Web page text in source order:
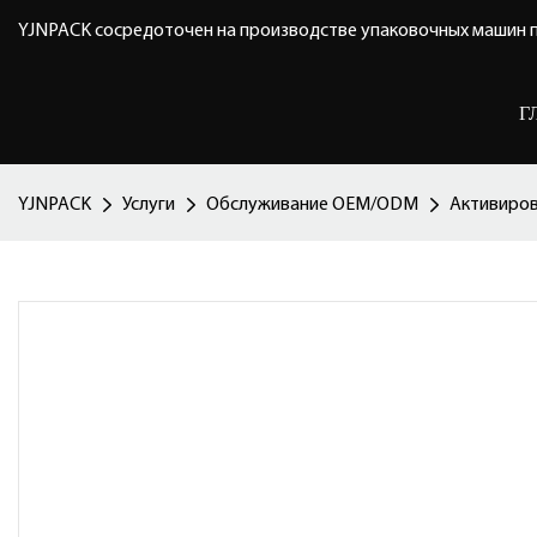
YJNPACK сосредоточен на производстве упаковочных машин
YJNPACK Услуги Обслуживание OEM/ODM